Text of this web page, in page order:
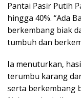
Pantai Pasir Putih
hingga 40%. “Ada
berkembang biak
tumbuh dan
Ia menuturkan,
terumbu karang
serta berkembang